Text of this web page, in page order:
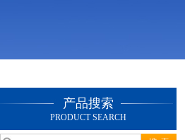
产品搜索
PRODUCT SEARCH